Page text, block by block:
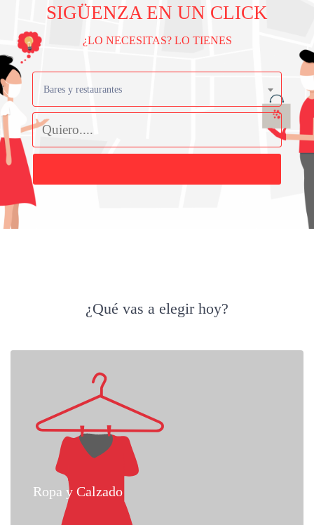
SIGÜENZA EN UN CLICK
¿LO NECESITAS? LO TIENES
Bares y restaurantes
¿Qué vas a elegir hoy?
Ropa y Calzado